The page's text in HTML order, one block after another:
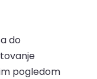
do
pogledom